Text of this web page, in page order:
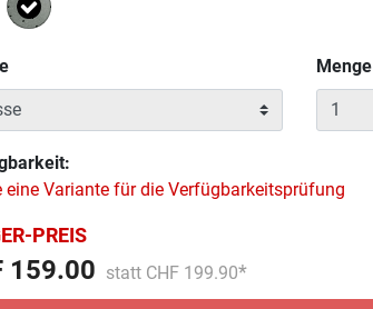
Menge
eine Variante für die Verfügbarkeitsprüfung
PREIS
159.00 Preis reduziert von
statt CHF 199.90
An